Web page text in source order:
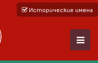
Исторические имена